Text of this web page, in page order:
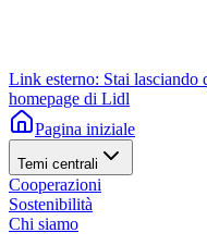
Link esterno: Stai lasciando
homepage di Lidl
Pagina iniziale
Temi centrali
Cooperazioni
Sostenibilità
Chi siamo